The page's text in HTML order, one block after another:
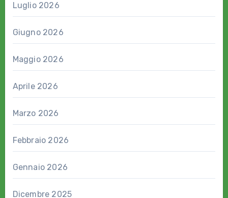
Luglio 2026
Giugno 2026
Maggio 2026
Aprile 2026
Marzo 2026
Febbraio 2026
Gennaio 2026
Dicembre 2025